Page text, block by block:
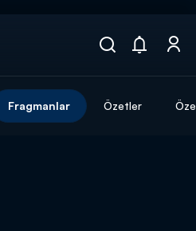
Fragmanlar Özetler